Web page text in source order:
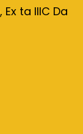
Ex ta IIIC Da